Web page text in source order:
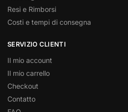
Resi e Rimborsi
Costi e tempi di consegna
SERVIZIO CLIENTI
Il mio account
Il mio carrello
Checkout
Contatto